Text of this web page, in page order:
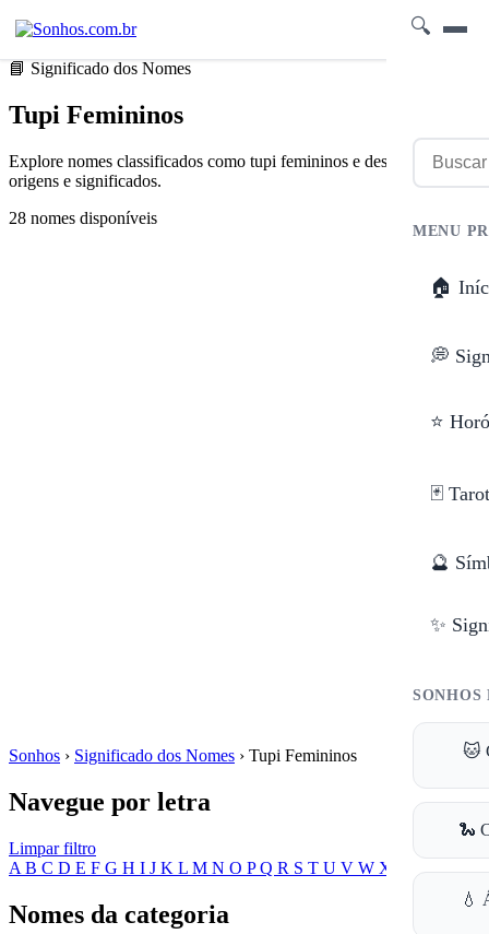
🔍
MENU
🏠
💭
⭐
🃏
🔮
✨
SONHOS
🐱
🐍
💧
📘 Significado dos Nomes
Tupi Femininos
Explore nomes classificados como tupi femininos e descubra suas
origens e significados.
28 nomes disponíveis
Sonhos › Significado dos Nomes › Tupi Femininos
Navegue por letra
Limpar filtro
A B C D E F G H I J K L M N O PQ R S T U V W X
Nomes da categoria